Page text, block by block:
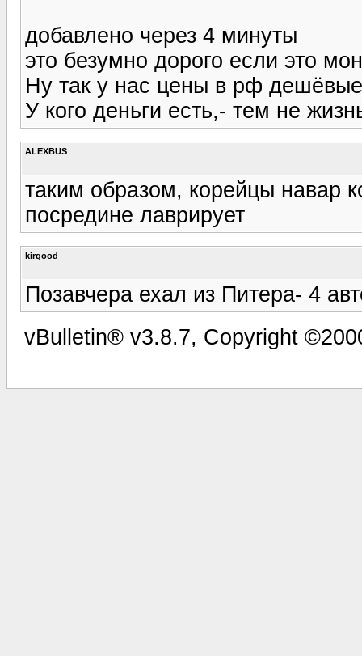
добавлено через 4 минуты
это безумно дорого если это
Ну так у нас цены в рф
У кого деньги есть,- тем не
ALEXBUS
таким образом, корейцы навар
посредине лаврирует
kirgood
Позавчера ехал из Питера- 4
vBulletin® v3.8.7, Copyright